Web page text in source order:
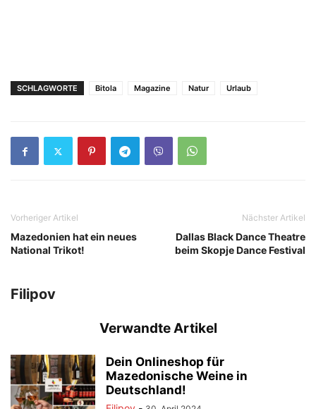
SCHLAGWORTE Bitola Magazinе Natur Urlaub
Vorheriger Artikel
Mazedonien hat ein neues
National Trikot!
Nächster Artikel
Dallas Black Dance Theatre
beim Skopje Dance Festival
Filipov
Verwandte Artikel
Dein Onlineshop für
Mazedonische Weine in
Deutschland!